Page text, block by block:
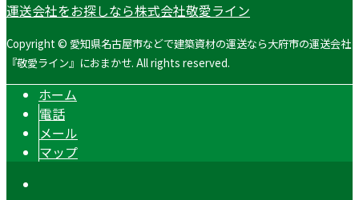
運送会社をお探しなら株式会社敬愛ライン
Copyright © 愛知県名古屋市などで建築資材の運送なら大府市の運送会社
『敬愛ライン』におまかせ. All rights reserved.
ホーム
電話
メール
マップ